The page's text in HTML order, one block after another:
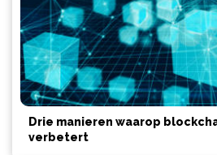
Drie manieren waarop
verbetert